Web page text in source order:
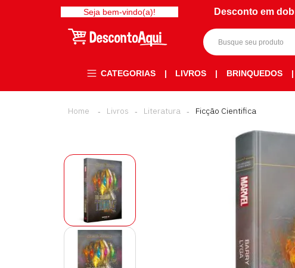
Seja bem-vindo(a)! Desconto em
CATEGORIAS | LIVROS | BRINQUEDOS |
Livros Literatura Ficção Cientifica